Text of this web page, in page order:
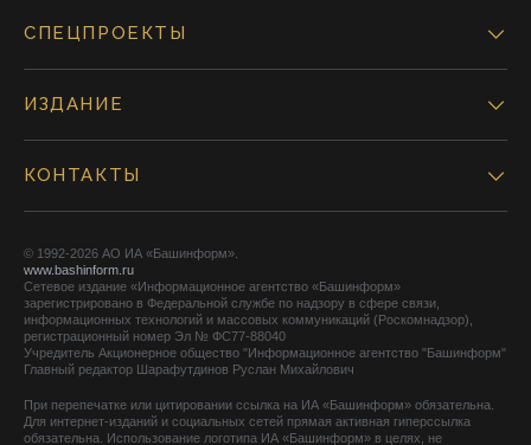
СПЕЦПРОЕКТЫ
ИЗДАНИЕ
КОНТАКТЫ
© 1992-2026 АО ИА «Башинформ».
www.bashinform.ru
Сетевое издание «Информационное агентство «Башинформ»
зарегистрировано в Федеральной службе по надзору в сфере связи,
информационных технологий и массовых коммуникаций (Роскомнадзор),
регистрационный номер Эл № ФС77-88040
Учредитель Акционерное общество "Информационное агентство "Башинформ"
Главный редактор Шарафутдинов Руслан Михайлович
При перепечатке или цитировании ссылка на ИА «Башинформ» обязательна.
Для интернет-изданий и социальных сетей прямая активная гиперссылка
обязательна. Использование логотипа ИА «Башинформ» в целях, не